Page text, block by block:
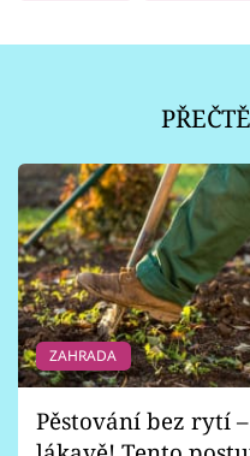
ZAHRADA
Pěstování bez rytí